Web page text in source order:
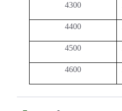
4300
4400
4500
4600